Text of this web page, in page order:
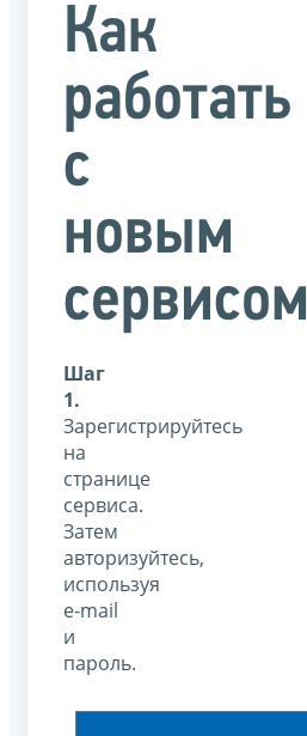
Как
работать
с
новым
сервисом
Шаг
1.
Зарегистрируйтесь
на
странице
сервиса.
Затем
авторизуйтесь,
используя
e-mail
и
пароль.